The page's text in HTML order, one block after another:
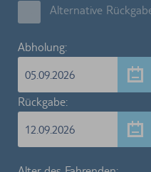
Alternative
Abholung:
05.09.2026
Rückgabe:
12.09.2026